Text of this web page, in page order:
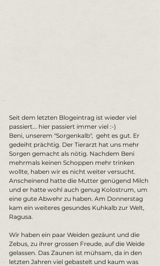
Seit dem letzten Blogeintrag ist wieder viel
passiert... hier passiert immer viel :-)
Beni, unserem "Sorgenkalb",  geht es gut. Er
gedeiht prächtig. Der Tierarzt hat uns mehr
Sorgen gemacht als nötig. Nachdem Beni
mehrmals keinen Schoppen mehr trinken
wollte, haben wir es nicht weiter versucht.
Anscheinend hatte die Mutter genügend Milch
und er hatte wohl auch genug Kolostrum, um
eine gute Abwehr zu haben. Am Donnerstag
kam ein weiteres gesundes Kuhkalb zur Welt,
Ragusa.
Wir haben ein paar Weiden gezäunt und die
Zebus, zu ihrer grossen Freude, auf die Weide
gelassen. Das Zaunen ist mühsam, da in den
letzten Jahren viel gebastelt und kaum was